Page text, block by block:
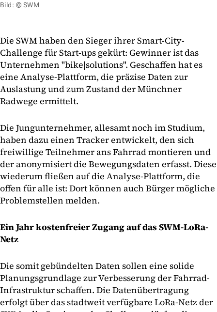
Bild: © SWM
Die SWM haben den Sieger ihrer Smart-City-
Challenge für Start-ups gekürt: Gewinner ist das
Unternehmen "bike|solutions". Geschaffen hat es
eine Analyse-Plattform, die präzise Daten zur
Auslastung und zum Zustand der Münchner
Radwege ermittelt.
Die Jungunternehmer, allesamt noch im Studium,
haben dazu einen Tracker entwickelt, den sich
freiwillige Teilnehmer ans Fahrrad montieren und
der anonymisiert die Bewegungsdaten erfasst. Diese
wiederum fließen auf die Analyse-Plattform, die
offen für alle ist: Dort können auch Bürger mögliche
Problemstellen melden.
Ein Jahr kostenfreier Zugang auf das SWM-LoRa-
Netz
Die somit gebündelten Daten sollen eine solide
Planungsgrundlage zur Verbesserung der Fahrrad-
Infrastruktur schaffen. Die Datenübertragung
erfolgt über das stadtweit verfügbare LoRa-Netz der